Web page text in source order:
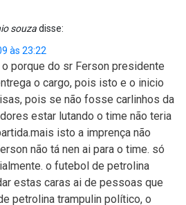
souzadisse:
às 23:22
porque do sr Ferson presidente
o cargo, pois isto e o inicio
pois se não fosse carlinhos da
estar lutando o time não teria
isto a imprença não
não tá nen ai para o time. só
o futebol de petrolina
estas caras ai de pessoas que
petrolina trampulin político, o